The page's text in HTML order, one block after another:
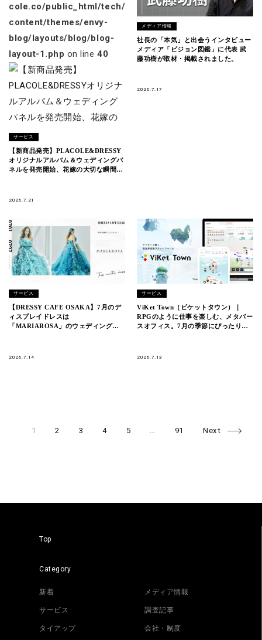
cole.co/public_html/tech/wp-
content/themes/envy-
blog/layouts/blog/blog-
layout-1.php on line40
サービス
【新商品発売】PLACOLE&DRESSY
オリジナルアルバム＆ウェディングパ
ネルを発売開始、花嫁の大切な瞬間を
2026.7.21
メディア情報
社長の「本気」と出会うインタビュー
メディア「ビジョン図鑑」に代表 武
藤功樹が取材・掲載されました。
2026.7.17
サービス
【DRESSY CAFE OSAKA】7月のデ
ィスプレイドレスは
「MARIAROSA」のウェディングド
2026.7.14
サービス
ViKet Town（ビケットタウン）｜
RPGのように仕事を楽しむ、メタバー
スオフィス。7月の季節にぴったりの
2026.7.13
Posts1 2 3 4 5 91 Next
Top
Category
新着 メディア情報
サービス 調査記事
タイアップ 会社・制度